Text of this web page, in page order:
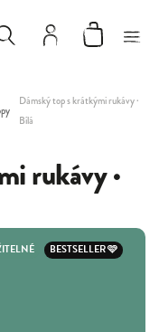
Dámský top s krátkými rukávy ·
Bílá
rukávy ·
BESTSELLER 🩷